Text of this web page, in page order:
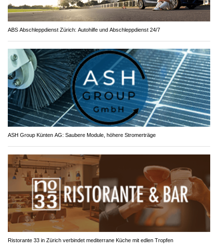
ABS Abschleppdienst Zürich: Autohilfe und Abschleppdienst 24/7
ASH Group Künten AG: Saubere Module, höhere Stromerträge
Ristorante 33 in Zürich verbindet mediterrane Küche mit edlen Tropfen